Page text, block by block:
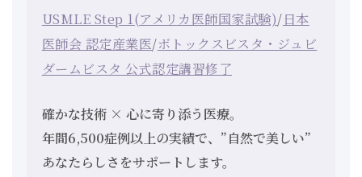
USMLE Step 1(アメリカ医師国家試験)/日本
医師会 認定産業医/ボトックスビスタ・ジュビ
ダームビスタ 公式認定講習修了
確かな技術 × 心に寄り添う医療。
年間6,500症例以上の実績で、”自然で美しい”
あなたらしさをサポートします。